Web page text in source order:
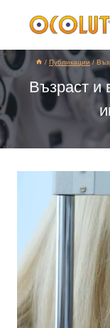
/ Публикации /
Възраст и